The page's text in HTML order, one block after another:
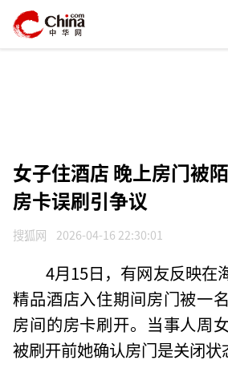
女子住酒店 晚上房门被
房卡误刷引争议
搜狐网 2026-04-16 22:30:01
4月15日，有网友反映在
精品酒店入住期间房门被一
房间的房卡刷开。当事人周
被刷开前她确认房门是关闭状